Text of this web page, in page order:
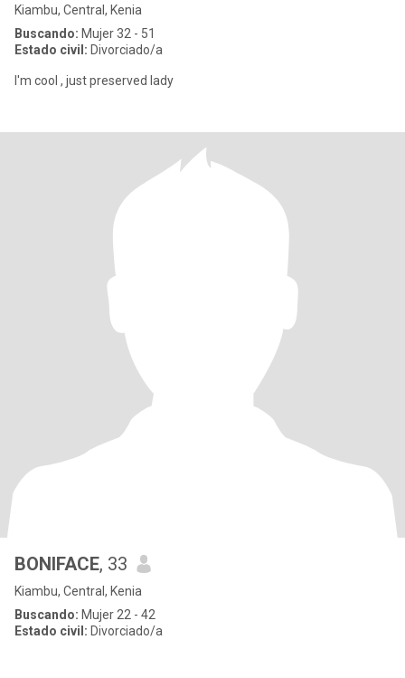
Kiambu, Central, Kenia
Buscando: Mujer 32 - 51
Estado civil: Divorciado/a
I'm cool , just preserved lady
BONIFACE, 33
Kiambu, Central, Kenia
Buscando: Mujer 22 - 42
Estado civil: Divorciado/a